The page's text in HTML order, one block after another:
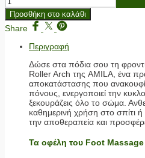
Προσθήκη στο καλάθι
Share
Περιγραφή
Δώσε στα πόδια σου τη
Roller Arch της AMILA, ένα
αποκατάστασης που
πόνους, ενεργοποιεί την
ξεκουράζεις όλο το σώμα.
καθημερινή χρήση στο σπίτι
την αποθεραπεία και
Τα οφέλη του Foot